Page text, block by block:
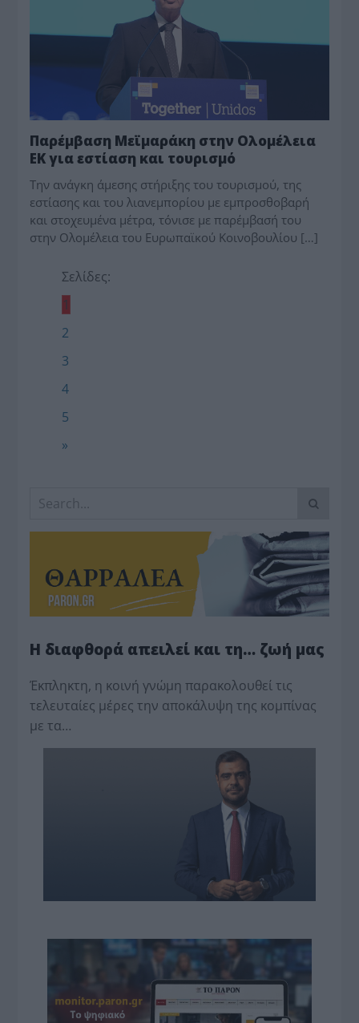
Παρέμβαση Μεϊμαράκη στην Ολομέλεια
ΕΚ για εστίαση και τουρισμό
Την ανάγκη άμεσης στήριξης του τουρισμού, της
εστίασης και του λιανεμπορίου με εμπροσθοβαρή
και στοχευμένα μέτρα, τόνισε με παρέμβασή του
στην Ολομέλεια του Ευρωπαϊκού Κοινοβουλίου […]
Σελίδες:
1
2
3
4
5
»
Η διαφθορά απειλεί και τη… ζωή μας
Έκπληκτη, η κοινή γνώμη παρακολουθεί τις
τελευταίες μέρες την αποκάλυψη της κο­μπίνας
με τα…